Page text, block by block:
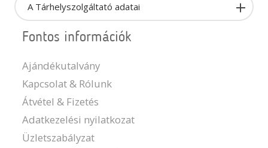
A Tárhelyszolgáltató adatai
Fontos információk
Ajándékutalvány
Kapcsolat & Rólunk
Átvétel & Fizetés
Adatkezelési nyilatkozat
Üzletszabályzat